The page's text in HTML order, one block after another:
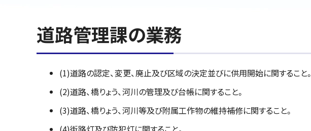
道路管理課の業務
(1)道路の認定、変更、廃止及び区域の決定並びに供用開始に関すること。
(2)道路、橋りょう、河川の管理及び台帳に関すること。
(3)道路、橋りょう、河川等及び附属工作物の維持補修に関すること。